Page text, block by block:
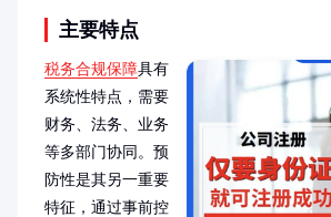
主要特点
税务合规保障具有
系统性特点，需要
财务、法务、业务
等多部门协同。预
防性是其另一重要
特征，通过事前控